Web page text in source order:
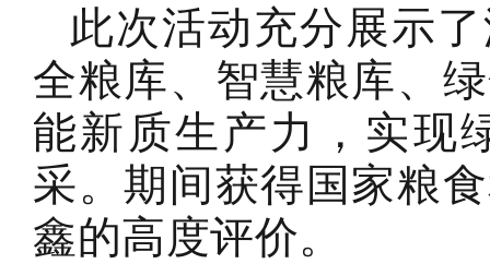
此次活动充分展示
全粮库、智慧粮库、
能新质生产力，实现
采。期间获得国家粮
鑫的高度评价。